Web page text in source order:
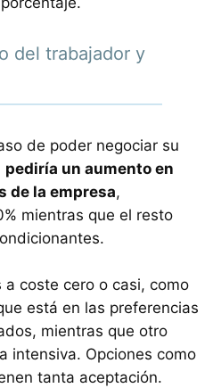
del trabajador y
de poder negociar su
pediría un aumento en
de la empresa,
mientras que el resto
coste cero o casi, como
está en las preferencias
mientras que otro
intensiva. Opciones como
tanta aceptación.